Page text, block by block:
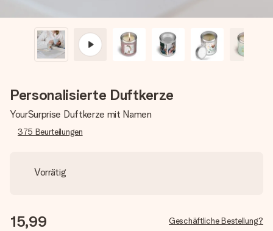
Personalisierte Duftkerze
YourSurprise Duftkerze mit Namen
375 Beurteilungen
Vorrätig
15,99 Geschäftliche Bestellung?